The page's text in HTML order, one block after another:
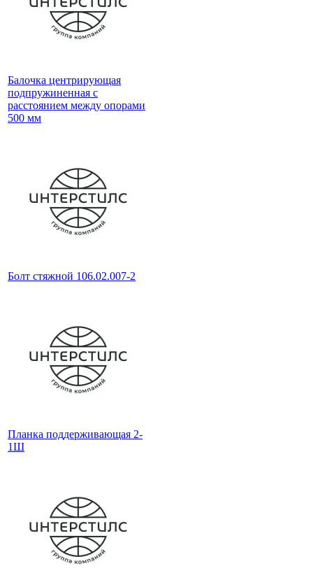
Балочка центрирующая
подпружиненная с
расстоянием между опорами
500 мм
Болт стяжной 106.02.007-2
Планка поддерживающая 2-
1Ш